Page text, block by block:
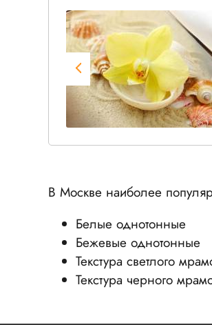
В Москве наиболее
Белые однотонные
Бежевые однотонные
Текстура светлого
Текстура черного